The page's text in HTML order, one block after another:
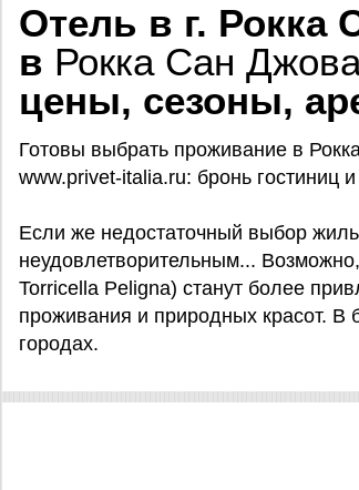
Отель в г. Рокка
в Рокка Сан
цены, сезоны,
Готовы выбрать проживание в
www.privet-italia.ru: бронь гостиниц
Если же недостаточный выбор
неудовлетворительным...
Torricella Peligna) станут более
проживания и природных красот. В
городах.